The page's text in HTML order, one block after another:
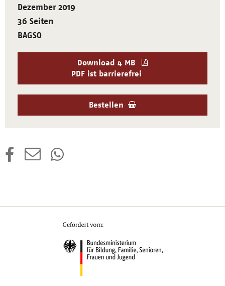
Dezember 2019
36 Seiten
BAGSO
Download 4 MB
PDF ist barrierefrei
Bestellen